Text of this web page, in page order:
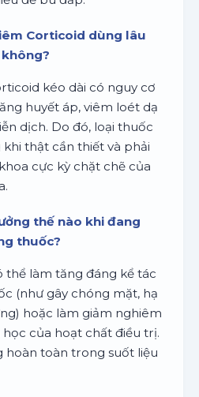
Corticoid dùng lâu
kéo dài có nguy cơ
huyết áp, viêm loét dạ
dịch. Do đó, loại thuốc
thật cần thiết và phải
cực kỳ chặt chẽ của
thế nào khi đang
thuốc?
thể làm tăng đáng kể tác
(như gây chóng mặt, hạ
hoặc làm giảm nghiêm
của hoạt chất điều trị.
hoàn toàn trong suốt liệu